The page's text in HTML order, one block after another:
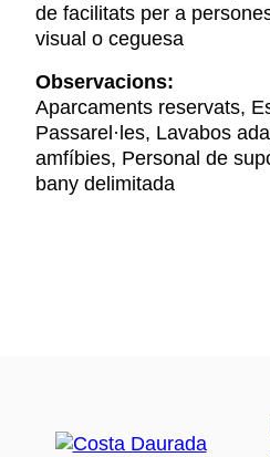
de facilitats per a
visual o ceguesa
Observacions:
Aparcaments reservats,
Passarel·les, Lavabos
amfíbies, Personal de
bany delimitada